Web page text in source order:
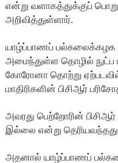
என்று வளாகத்துக்குப்
அறிவித்துள்ளார்.
யாழ்ப்பாணப் பல்கலைக்கழக
அமைந்துள்ள தொழில் நுட்ப
கோரோனா தொற்று
மாதிரிகளின் பிசிஆர்
அவரது பெற்றோரின்
இல்லை என்று
அதனால் யாழ்ப்பாணப்